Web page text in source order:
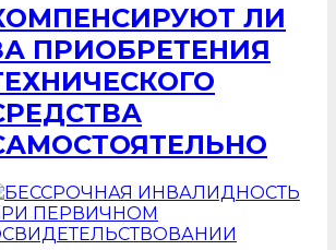
ЛИ
ПРИОБРЕТЕНИЯ